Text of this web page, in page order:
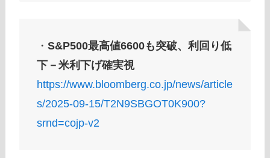
・S&P500最高値6600も突破、利回り低
下－米利下げ確実視
https://www.bloomberg.co.jp/news/article
s/2025-09-15/T2N9SBGOT0K900?
srnd=cojp-v2